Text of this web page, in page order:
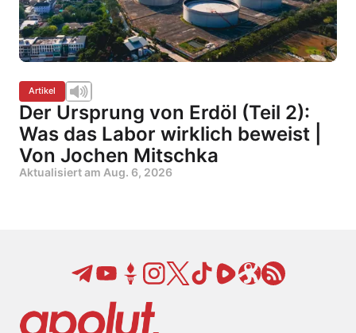
Artikel
Der Ursprung von Erdöl (Teil 2):
Was das Labor wirklich beweist |
Von Jochen Mitschka
Aktualisiert am Aug. 6, 2026